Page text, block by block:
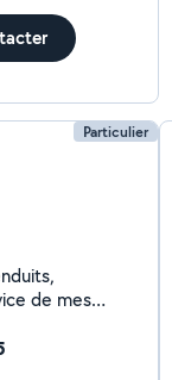
Particulier